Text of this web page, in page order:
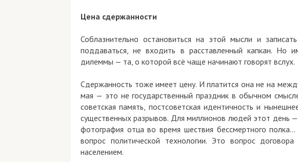
Цена сдержанности
Соблазнительно остановиться на этой мысли и
поддаваться, не входить в расставленный капкан. Но
дилеммы — та, о которой всё чаще начинают говорят вслух.
Сдержанность тоже имеет цену. И платится она не на
мая — это не государственный праздник в обычном
советская память, постсоветская идентичность и
существенных разрывов. Для миллионов людей этот день
фотография отца во время шествия бессмертного
вопрос политической технологии. Это вопрос
населением.